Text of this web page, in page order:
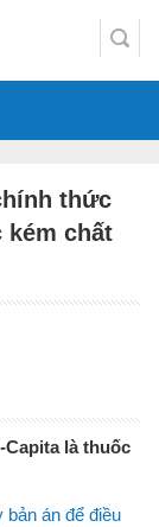
thức
kém chất
là thuốc
bản án để điều